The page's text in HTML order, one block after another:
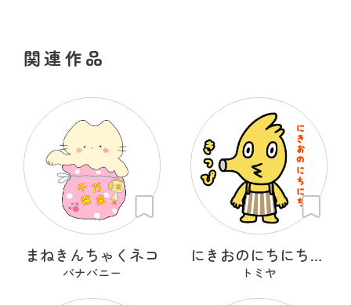
関連作品
まねきんちゃくネコ
バナバニー
にきおのにちにち・きっぴ
トミヤ